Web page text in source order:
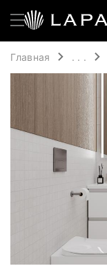
Главная . . .